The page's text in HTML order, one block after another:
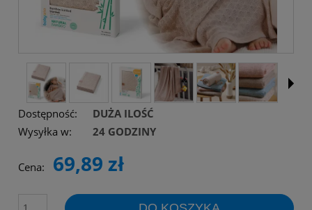
Dostępność:
DUŻA ILOŚĆ
Wysyłka w:
24 GODZINY
Cena: 69,89 zł